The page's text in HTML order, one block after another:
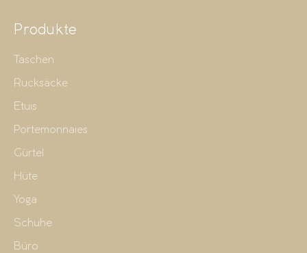
Produkte
Taschen
Rucksäcke
Etuis
Portemonnaies
Gürtel
Hüte
Yoga
Schuhe
Büro